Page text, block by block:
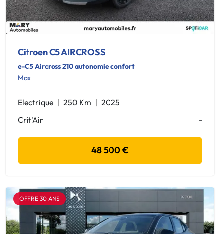
Citroen C5 AIRCROSS
e-C5 Aircross 210 autonomie confort
Max
Electrique 250 Km
2025
Crit'Air
-
48 500 €
OFFRE 30 ANS